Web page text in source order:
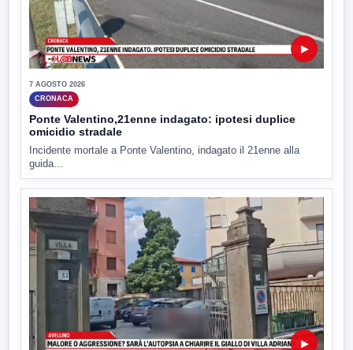
▶
7 AGOSTO 2026
CRONACA
Ponte Valentino,21enne indagato: ipotesi duplice
omicidio stradale
Incidente mortale a Ponte Valentino, indagato il 21enne alla
guida...
▶